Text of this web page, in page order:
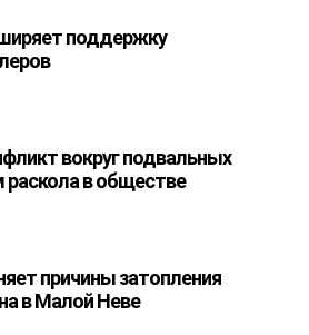
поддержку
вокруг подвальных
в обществе
причины затопления
в Малой Неве